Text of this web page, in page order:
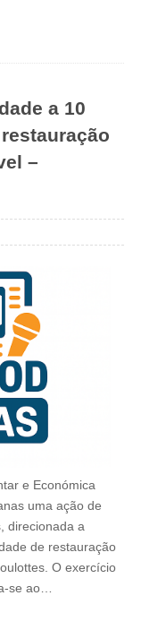
a 10
–
e Económica
uma ação de
direcionada a
de restauração
O exercício
se ao…